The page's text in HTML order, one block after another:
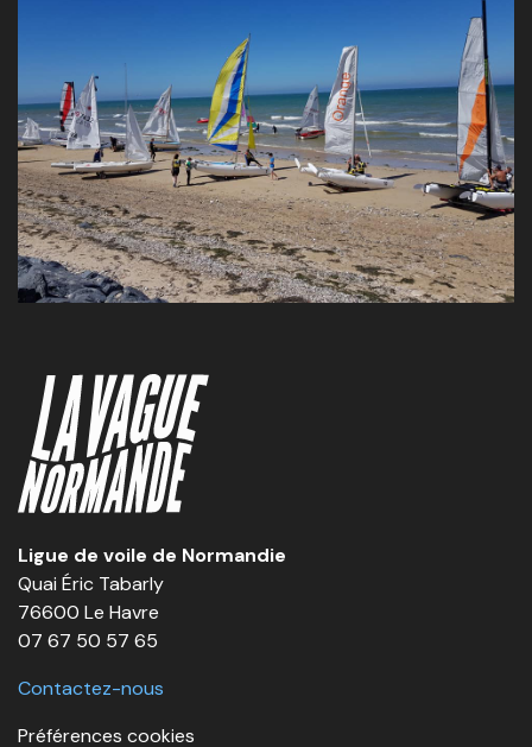
Ligue de voile de Normandie
Quai Éric Tabarly
76600 Le Havre
07 67 50 57 65
Contactez-nous
Préférences cookies